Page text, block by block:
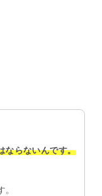
ならないんです。